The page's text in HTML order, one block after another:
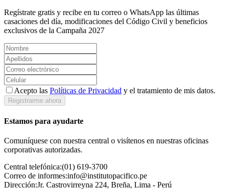
Regístrate gratis y recibe en tu correo o WhatsApp las últimas
casaciones del día, modificaciones del Código Civil y beneficios
exclusivos de la Campaña 2027
Acepto las Políticas de Privacidad y el tratamiento de mis datos.
Registrarme ahora
Estamos para ayudarte
Comuníquese con nuestra central o visítenos en nuestras oficinas
corporativas autorizadas.
Central telefónica:(01) 619-3700
Correo de informes:info@institutopacifico.pe
Dirección:Jr. Castrovirreyna 224, Breña, Lima - Perú